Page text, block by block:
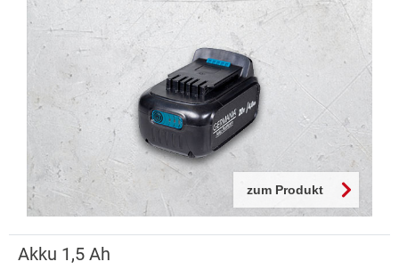
zum Produkt
Akku 1,5 Ah